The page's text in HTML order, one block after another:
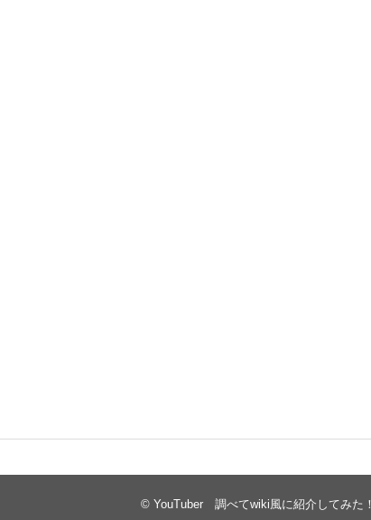
© YouTuber 調べてwiki風に紹介してみた！